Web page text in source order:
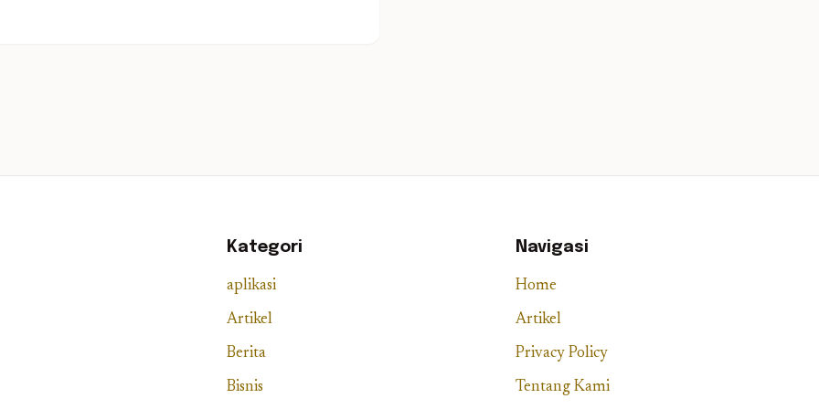
Kategori
aplikasi
Artikel
Berita
Bisnis
Navigasi
Home
Artikel
Privacy Policy
Tentang Kami